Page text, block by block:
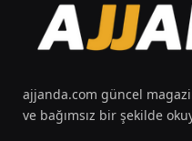
ajjanda.com güncel
ve bağımsız bir şekilde